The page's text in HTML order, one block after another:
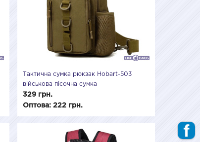
Тактична сумка рюкзак Hobart-503
військова пісочна сумка
водонепроникна на плече, армійські
сумки
329 грн.
Оптова: 222 грн.